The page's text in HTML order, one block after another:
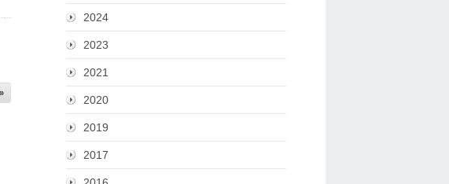
2024
2023
2021
2020
2019
2017